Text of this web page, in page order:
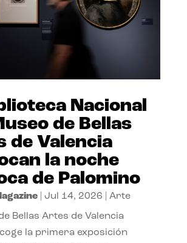
Nacional
de Bellas
de Valencia
la noche
de Palomino
| Jul 14, 2026 Arte
Bellas Artes de Valencia
la primera exposición